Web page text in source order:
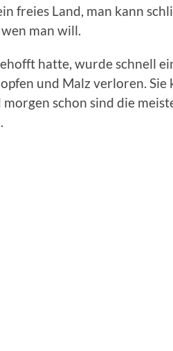
freies Land, man kann
man will.
hatte, wurde schnell
und Malz verloren. Sie
schon sind die